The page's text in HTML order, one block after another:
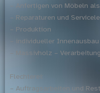
– Anfertigen von Möbeln
– Reparaturen und
– Produktion
– individueller Innenausbau
– Massivholz – Verarbeitung
Flechterei:
– Auftragsarbeiten und